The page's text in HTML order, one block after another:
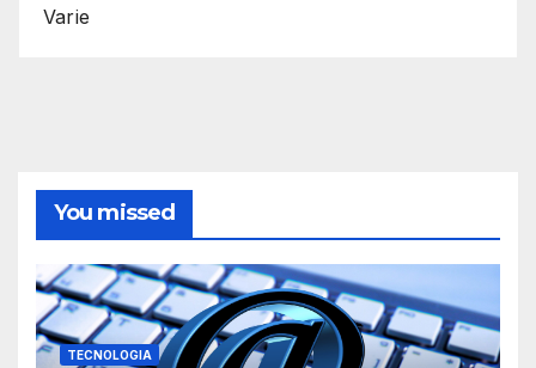
Varie
You missed
TECNOLOGIA